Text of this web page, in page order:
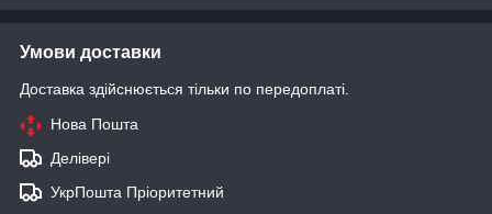
Умови доставки
Доставка здійснюється тільки по передоплаті.
Нова Пошта
Делівері
УкрПошта Пріоритетний